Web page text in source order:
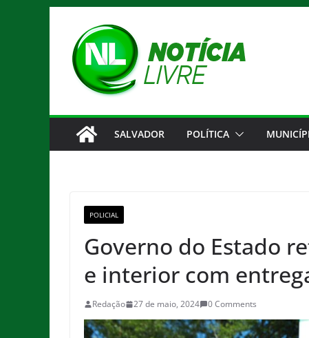
conteúdo
SALVADOR POLÍTICA
POLICIAL
Governo do Estado
e interior com
Redação 27 de maio, 2024 0 Comments